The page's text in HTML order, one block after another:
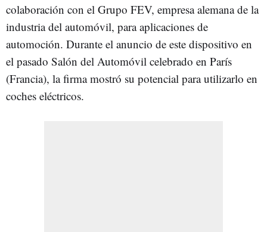
colaboración con el Grupo FEV, empresa alemana de la
industria del automóvil, para aplicaciones de
automoción. Durante el anuncio de este dispositivo en
el pasado Salón del Automóvil celebrado en París
(Francia), la firma mostró su potencial para utilizarlo en
coches eléctricos.